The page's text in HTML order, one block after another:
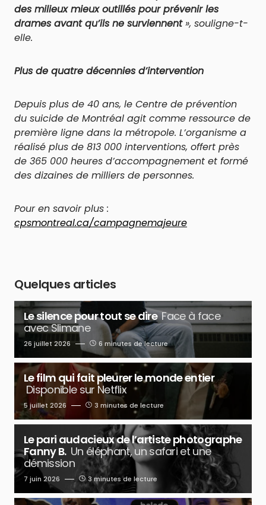
des milieux mieux outillés pour prévenir les
drames avant qu’ils ne surviennent», souligne-t-
elle.
Plus de quatre décennies d’intervention
Depuis plus de 40 ans, le Centre de prévention
du suicide de Montréal agit comme ressource de
première ligne dans la métropole. L’organisme a
réalisé plus de 813 000 interventions, offert près
de 365 000 heures d’accompagnement et formé
des dizaines de milliers de personnes.
Pour en savoir plus :
cpsmontreal.ca/campagnemajeure
Quelques articles
Le silence pour tout se dire Face à face
avec Slimane
26 juillet 2026 6 minutes de lecture
Le film qui fait pleurer le monde entier
Disponible sur Netflix
5 juillet 2026 3 minutes de lecture
Le pari audacieux de l’artiste photographe
Fanny B. Un éléphant, un safari et une
démission
7 juin 2026 3 minutes de lecture